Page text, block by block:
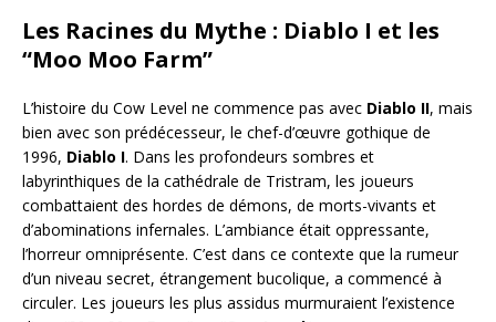
Les Racines du Mythe : Diablo I et les
“Moo Moo Farm”
L’histoire du Cow Level ne commence pas avec Diablo II, mais
bien avec son prédécesseur, le chef-d’œuvre gothique de
1996, Diablo I. Dans les profondeurs sombres et
labyrinthiques de la cathédrale de Tristram, les joueurs
combattaient des hordes de démons, de morts-vivants et
d’abominations infernales. L’ambiance était oppressante,
l’horreur omniprésente. C’est dans ce contexte que la rumeur
d’un niveau secret, étrangement bucolique, a commencé à
circuler. Les joueurs les plus assidus murmuraient l’existence